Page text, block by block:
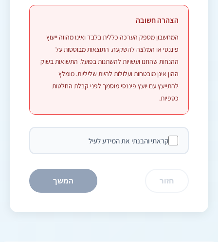
הצהרה חשובה
המחשבון מספק הערכה כללית בלבד ואינו מהווה ייעוץ
פיננסי או המלצה להשקעה. התוצאות מבוססות על
ההנחות שהוזנו ועשויות להשתנות בפועל. התשואות בשוק
ההון אינן מובטחות ועלולות להיות שליליות. מומלץ
להתייעץ עם יועץ פיננסי מוסמך לפני קבלת החלטות
כספיות.
קראתי והבנתי את המידע לעיל
חזור המשך